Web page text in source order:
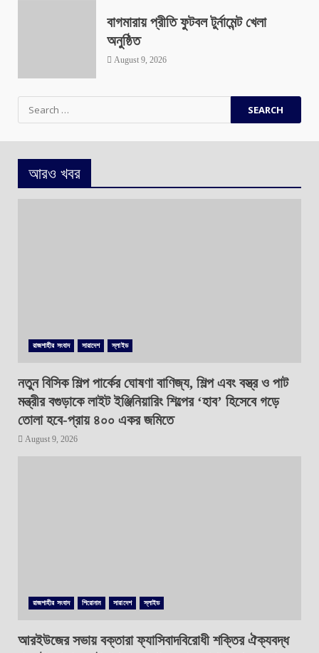
বাগমারায় প্রীতি ফুটবল টুর্নামেন্ট খেলা
অনুষ্ঠিত
August 9, 2026
for:
আরও খবর
রাজশাহীর সংবাদ সারাদেশ স্লাইড
নতুন বিসিক শিল্প পার্কের ঘোষণা বাণিজ্য, শিল্প এবং বস্ত্র ও পাট
মন্ত্রীর বগুড়াকে লাইট ইঞ্জিনিয়ারিং শিল্পের ‘হাব’ হিসেবে গড়ে
তোলা হবে-প্রায় ৪০০ একর জমিতে
August 9, 2026
রাজশাহীর সংবাদ শিরোনাম সারাদেশ স্লাইড
আরইউজের সভায় বক্তারা ফ্যাসিবাদবিরোধী শক্তির ঐক্যবদ্ধ